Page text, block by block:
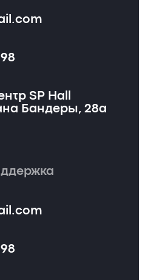
SP Hall
Бандеры, 28а